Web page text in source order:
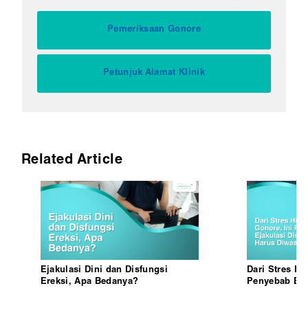
Pemeriksaan Gonore
Petunjuk Alamat Klinik
Related Article
Ejakulasi Dini dan Disfungsi
Ereksi, Apa Bedanya?
Dari Stres
Penyebab